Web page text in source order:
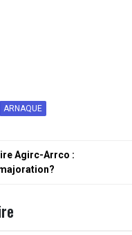
ARNAQUE
Agirc-Arrco :